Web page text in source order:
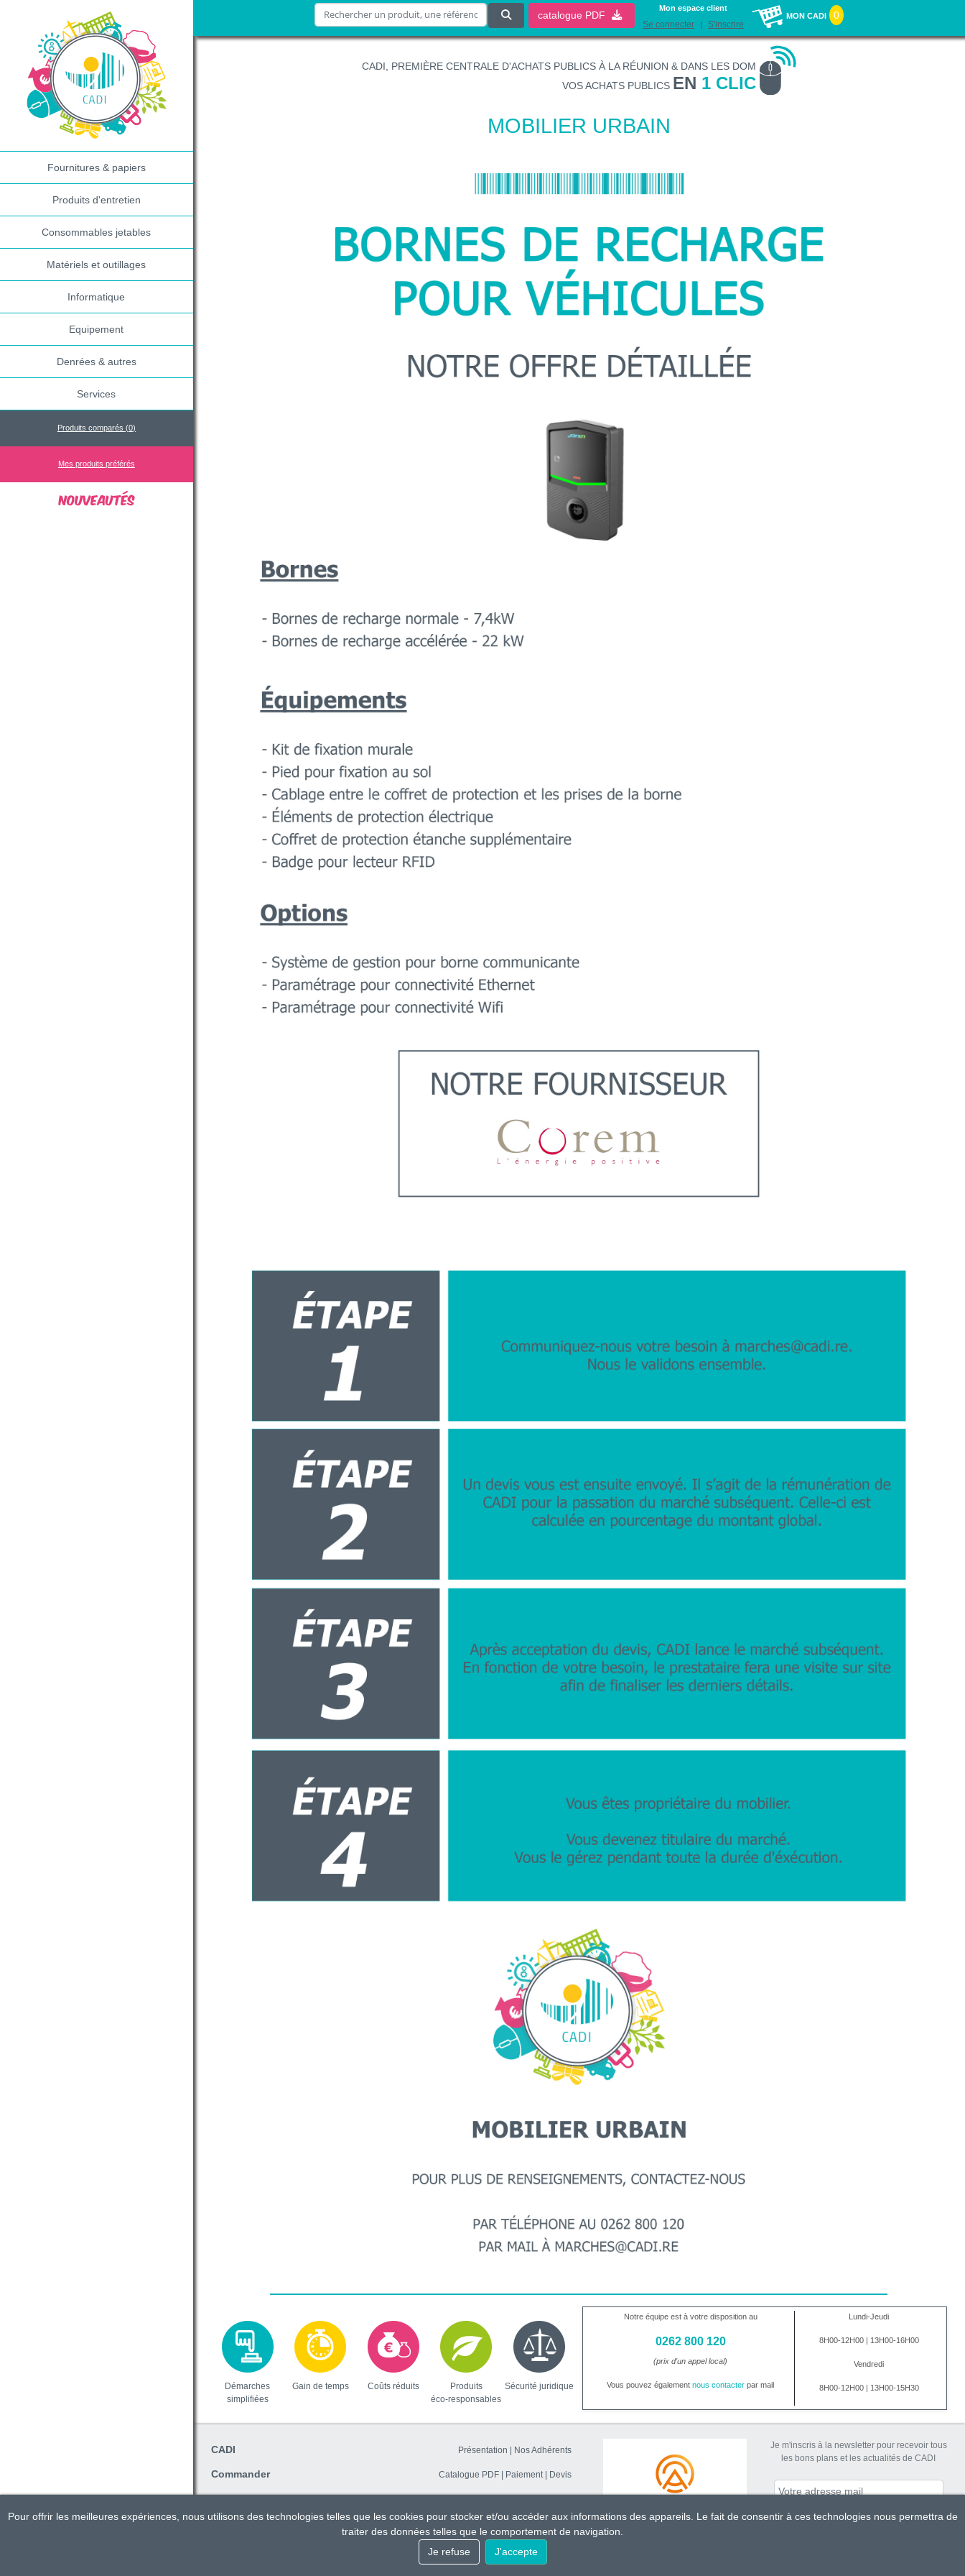
Fournitures & papiers
Produits d'entretien
Consommables jetables
Matériels et outillages
Informatique
Equipement
Denrées & autres
Services
Produits comparés (0)
Mes produits préférés
catalogue PDF
Mon espace client
Se connecter S'inscrire
MON CADI 0
CADI, PREMIÈRE CENTRALE D'ACHATS PUBLICS À LA RÉUNION & DANS LES DOM
VOS ACHATS PUBLICS EN 1 CLIC
MOBILIER URBAIN
Démarches
simplifiées
Gain de temps Coûts réduits
Produits
éco-responsables
Sécurité juridique
Notre équipe est à votre disposition au
0262 800 120
(prix d'un appel local)
Vous pouvez égalementnous contacter par mail
Lundi-Jeudi
8H00-12H00 | 13H00-16H00
Vendredi
8H00-12H00 | 13H00-15H30
CADI Présentation | Nos Adhérents
Commander Catalogue PDF | Paiement | Devis
Pratique
Travailler avec CADI Devenir partenaire | Devenir adhérent
Je m'inscris à la newsletter pour recevoir tous
les bons plans et les actualités de CADI
S'abonner
Pour offrir les meilleures expériences, nous utilisons des technologies telles que les cookies pour stocker et/ou accéder aux informations des appareils. Le fait de consentir à ces technologies nous permettra de
traiter des données telles que le comportement de navigation.
Je refuse
J'accepte